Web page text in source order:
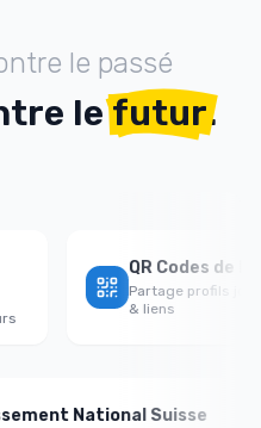
le passé
lefutur.
QR Codes de
Partage profils
& liens
National Suisse